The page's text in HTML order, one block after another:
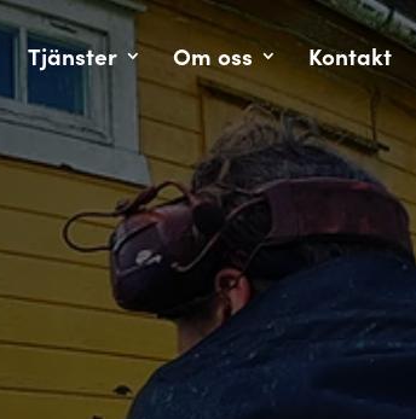
Tjänster Om oss Kontakt
Skicka prisförfrågan